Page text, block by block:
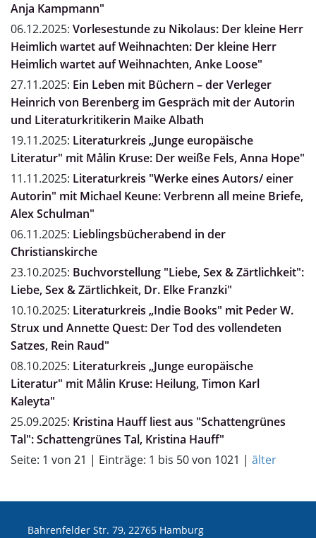
Anja Kampmann"
06.12.2025: Vorlesestunde zu Nikolaus: Der kleine Herr
Heimlich wartet auf Weihnachten: Der kleine Herr
Heimlich wartet auf Weihnachten, Anke Loose"
27.11.2025: Ein Leben mit Büchern – der Verleger
Heinrich von Berenberg im Gespräch mit der Autorin
und Literaturkritikerin Maike Albath
19.11.2025: Literaturkreis „Junge europäische
Literatur" mit Målin Kruse: Der weiße Fels, Anna Hope"
11.11.2025: Literaturkreis "Werke eines Autors/ einer
Autorin" mit Michael Keune: Verbrenn all meine Briefe,
Alex Schulman"
06.11.2025: Lieblingsbücherabend in der
Christianskirche
23.10.2025: Buchvorstellung "Liebe, Sex & Zärtlichkeit":
Liebe, Sex & Zärtlichkeit, Dr. Elke Franzki"
10.10.2025: Literaturkreis „Indie Books" mit Peder W.
Strux und Annette Quest: Der Tod des vollendeten
Satzes, Rein Raud"
08.10.2025: Literaturkreis „Junge europäische
Literatur" mit Målin Kruse: Heilung, Timon Karl
Kaleyta"
25.09.2025: Kristina Hauff liest aus "Schattengrünes
Tal": Schattengrünes Tal, Kristina Hauff"
Seite: 1 von 21 | Einträge: 1 bis 50 von 1021 | älter
Bahrenfelder Str. 79, 22765 Hamburg